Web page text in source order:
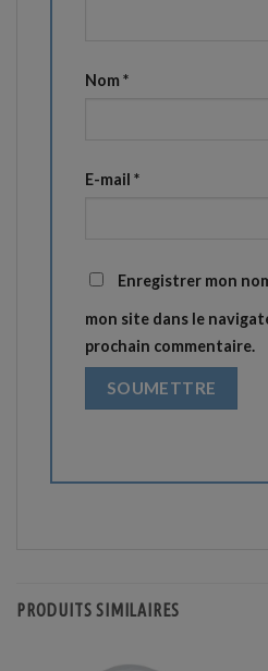
Nom *
E-mail *
Enregistrer mon
mon site dans le
prochain commentaire.
PRODUITS SIMILAIRES